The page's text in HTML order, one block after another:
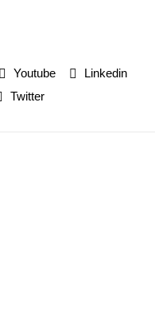
Youtube
Linkedin
Twitter